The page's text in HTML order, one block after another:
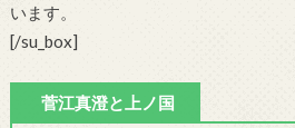
います。
[/su_box]
菅江真澄と上ノ国